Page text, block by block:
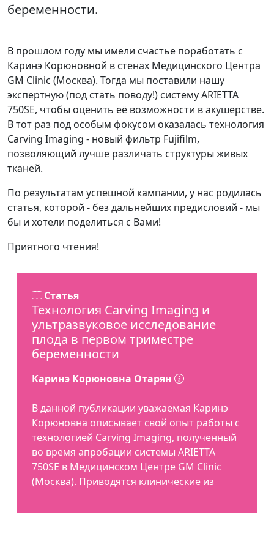
беременности.
В прошлом году мы имели счастье поработать с
Каринэ Корюновной в стенах Медицинского Центра
GM Clinic (Москва). Тогда мы поставили нашу
экспертную (под стать поводу!) систему ARIETTA
750SE, чтобы оценить её возможности в акушерстве.
В тот раз под особым фокусом оказалась технология
Carving Imaging - новый фильтр Fujifilm,
позволяющий лучше различать структуры живых
тканей.
По результатам успешной кампании, у нас родилась
статья, которой - без дальнейших предисловий - мы
бы и хотели поделиться с Вами!
Приятного чтения!
Статья
Технология Carving Imaging и
ультразвуковое исследование
плода в первом триместре
беременности
Каринэ Корюновна Отарян
В данной публикации уважаемая Каринэ
Корюновна описывает свой опыт работы с
технологией Carving Imaging, полученный
во время апробации системы ARIETTA
750SE в Медицинском Центре GM Clinic
(Москва). Приводятся клинические из